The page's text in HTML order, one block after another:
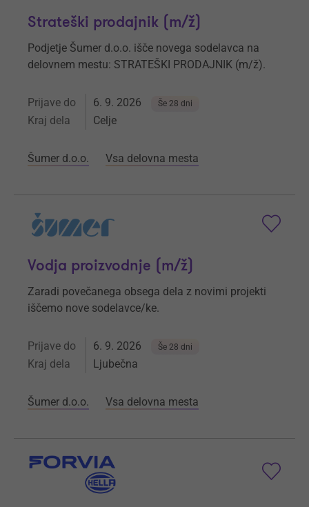
Strateški prodajnik (m/ž)
Podjetje Šumer d.o.o. išče novega sodelavca na
delovnem mestu: STRATEŠKI PRODAJNIK (m/ž).
Prijave do 6. 9. 2026 Še 28 dni
Kraj dela Celje
Šumer d.o.o. Vsa delovna mesta
Vodja proizvodnje (m/ž)
Zaradi povečanega obsega dela z novimi projekti
iščemo nove sodelavce/ke.
Prijave do 6. 9. 2026 Še 28 dni
Kraj dela Ljubečna
Šumer d.o.o. Vsa delovna mesta